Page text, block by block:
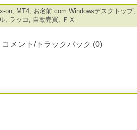
on, MT4, お名前.com Windowsデスクトップ,
, ラッコ , 自動売買, ＦＸ
コメント/トラックバック (0)